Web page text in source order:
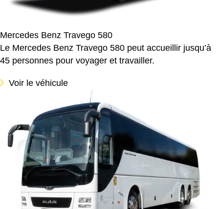
Mercedes Benz Travego 580
Le Mercedes Benz Travego 580 peut accueillir jusqu’à
45 personnes pour voyager et travailler.
Voir le véhicule